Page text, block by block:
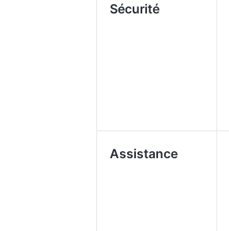
Sécurité
Assistance